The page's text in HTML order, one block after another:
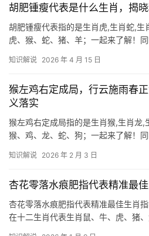
胡肥锺瘦代表是什么生肖，揭
胡肥锺瘦代表指的是生肖虎,生肖蛇,生
虎、猴、蛇、猪、羊；一起来了解！
古语“胡肥锺瘦”中，“胡”指胡昭，书法
知识解说 2026 年 4 月 15 日
猴左鸡右定成局，行云施雨春
义落实
猴左鸡右定成局指的是生肖猴,生肖龙,
猴、鸡、龙、蛇、狗；一起来了解！
与破局之力，2024甲辰年木气旺盛，
知识解说 2026 年 2 月 3 日
杏花零落水痕肥指代表精准最
杏花零落水痕肥指代表精准最佳生肖
在十二生肖代表生肖鼠、牛、虎、猪